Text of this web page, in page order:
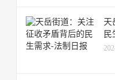
天
民